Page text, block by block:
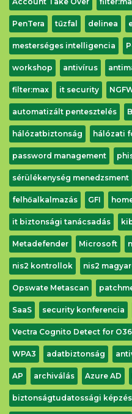
PenTera tűzfal delinea
mesterséges intelligencia
workshop antivírus
filter:max it security
automatizált pentesztelés
hálózatbiztonság hálózati
password management
sérülékenység menedzsment
felhőalkalmazás GFI
it biztonsági tanácsadás
Metadefender Microsoft
nis2 kontrollok nis2
Opswate Metascan
SaaS security konferencia
Vectra Cognito Detect for
WPA3 adatbiztonság
AP archiválás Azure AD
biztonságtudatossági képzés